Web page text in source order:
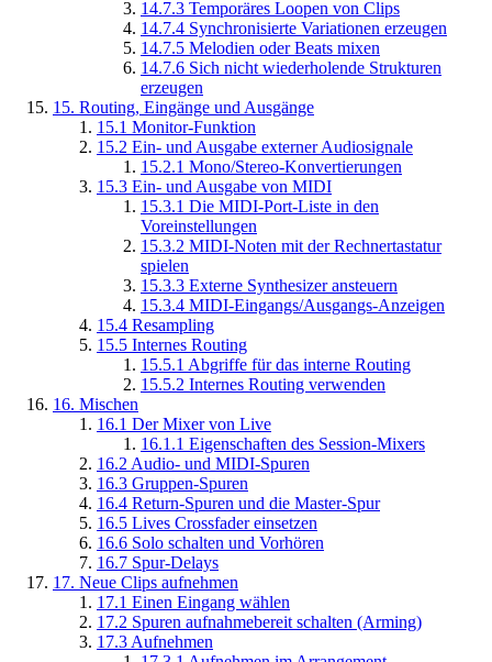
14.7.3 Temporäres Loopen von Clips
14.7.4 Synchronisierte Variationen erzeugen
14.7.5 Melodien oder Beats mixen
14.7.6 Sich nicht wiederholende Strukturen
erzeugen
15. Routing, Eingänge und Ausgänge
15.1 Monitor-Funktion
15.2 Ein- und Ausgabe externer Audiosignale
15.2.1 Mono/Stereo-Konvertierungen
15.3 Ein- und Ausgabe von MIDI
15.3.1 Die MIDI-Port-Liste in den
Voreinstellungen
15.3.2 MIDI-Noten mit der Rechnertastatur
spielen
15.3.3 Externe Synthesizer ansteuern
15.3.4 MIDI-Eingangs/Ausgangs-Anzeigen
15.4 Resampling
15.5 Internes Routing
15.5.1 Abgriffe für das interne Routing
15.5.2 Internes Routing verwenden
16. Mischen
16.1 Der Mixer von Live
16.1.1 Eigenschaften des Session-Mixers
16.2 Audio- und MIDI-Spuren
16.3 Gruppen-Spuren
16.4 Return-Spuren und die Master-Spur
16.5 Lives Crossfader einsetzen
16.6 Solo schalten und Vorhören
16.7 Spur-Delays
17. Neue Clips aufnehmen
17.1 Einen Eingang wählen
17.2 Spuren aufnahmebereit schalten (Arming)
17.3 Aufnehmen